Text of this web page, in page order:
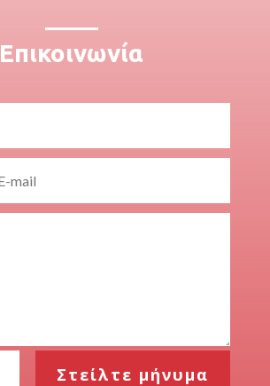
Επικοινωνία
Στείλτε μήνυμα